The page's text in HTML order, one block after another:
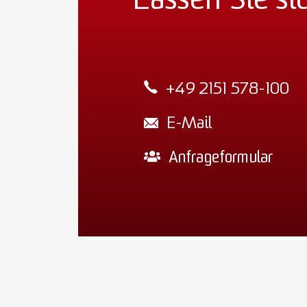
+49 2151 578-100
E-Mail
Anfrageformular